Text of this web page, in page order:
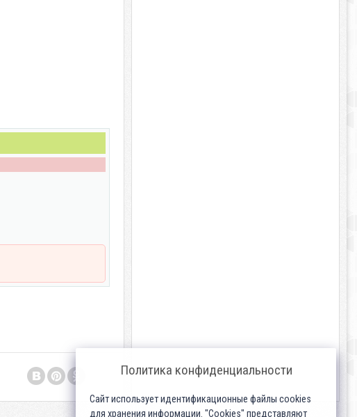
Политика конфиденциальности
Сайт использует идентификационные файлы cookies
для хранения информации. "Cookies" представляют